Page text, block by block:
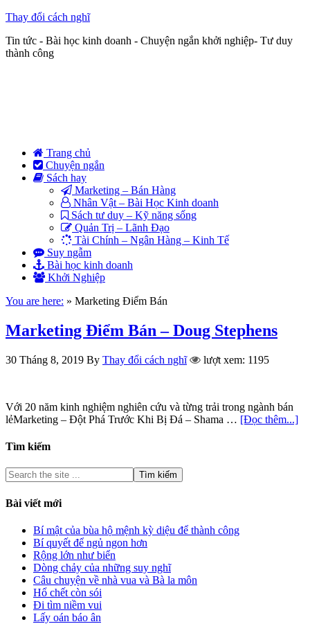
Thay đổi cách nghĩ
Tin tức - Bài học kinh doanh - Chuyện ngắn khởi nghiệp- Tư duy
thành công
Trang chủ
Chuyện ngắn
Sách hay
Marketing – Bán Hàng
Nhân Vật – Bài Học Kinh doanh
Sách tư duy – Kỹ năng sống
Quản Trị – Lãnh Đạo
Tài Chính – Ngân Hàng – Kinh Tế
Suy ngẫm
Bài học kinh doanh
Khởi Nghiệp
You are here: » Marketing Điểm Bán
Marketing Điểm Bán – Doug Stephens
30 Tháng 8, 2019 By Thay đổi cách nghĩ lượt xem: 1195
Với 20 năm kinh nghiệm nghiên cứu và từng trải trong ngành bán
lẻMarketing – Đột Phá Trước Khi Bị Đá – Shama … [Đọc thêm...]
Tìm kiếm
Bài viết mới
Bí mật của bùa hộ mệnh kỳ diệu để thành công
Bí quyết để ngủ ngon hơn
Rộng lớn như biển
Dòng chảy của những suy nghĩ
Câu chuyện về nhà vua và Bà la môn
Hổ chết còn sói
Đi tìm niềm vui
Lấy oán báo ân